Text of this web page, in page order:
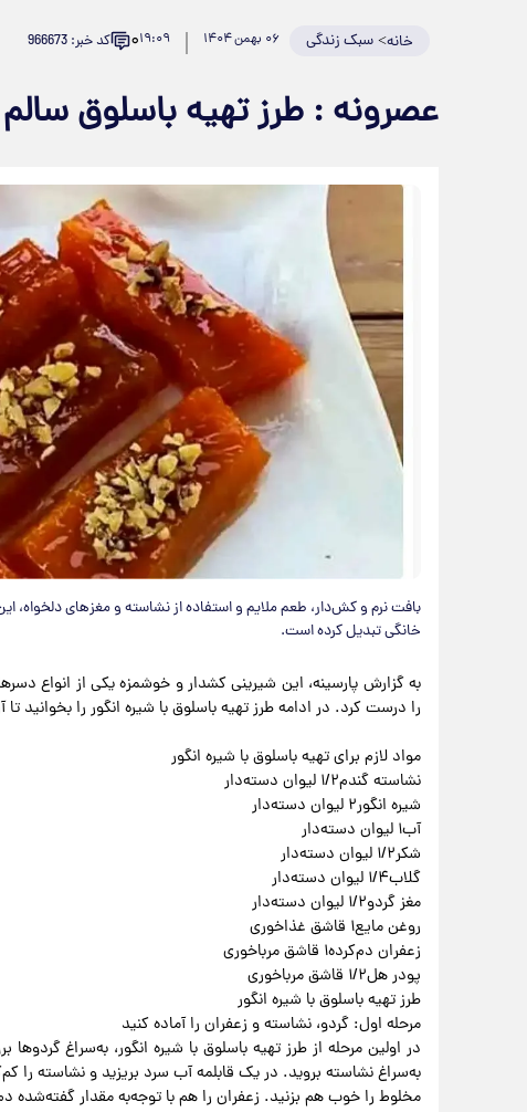
خانه>سبک زندگی ۰۶ بهمن ۱۴۰۴ ۱۹:۰۹۰ کد خبر: 966673
عصرونه : طرز تهیه باسلوق سالم
بافت نرم و کش‌دار، طعم ملایم و استفاده از نشاسته و مغزهای دلخواه،
خانگی تبدیل کرده است.
به گزارش پارسینه، این شیرینی کشدار و خوشمزه یکی از انواع
را درست کرد. در ادامه طرز تهیه باسلوق با شیره انگور را بخوانید
مواد لازم برای تهیه باسلوق با شیره انگور
نشاسته گندم۱/۲ لیوان دسته‌دار
شیره انگور۲ لیوان دسته‌دار
آب۱ لیوان دسته‌دار
شکر۱/۲ لیوان دسته‌دار
گلاب۱/۴ لیوان دسته‌دار
مغز گردو۱/۲ لیوان دسته‌دار
روغن مایع۱ قاشق غذاخوری
زعفران دم‌کرده۱ قاشق مرباخوری
پودر هل۱/۲ قاشق مرباخوری
طرز تهیه باسلوق با شیره انگور
مرحله اول: گردو، نشاسته و زعفران را آماده کنید
در اولین مرحله از طرز تهیه باسلوق با شیره انگور، به‌سراغ
به‌سراغ نشاسته بروید. در یک قابلمه آب سرد بریزید و نشاسته‌ را
مخلوط را خوب هم بزنید. زعفران را هم با توجه‌به مقدار گفته‌شده